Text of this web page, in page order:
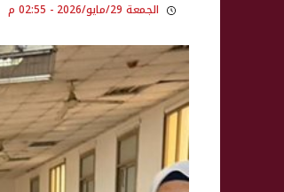
الجمعة 29/مايو/2026 - 02:55 م